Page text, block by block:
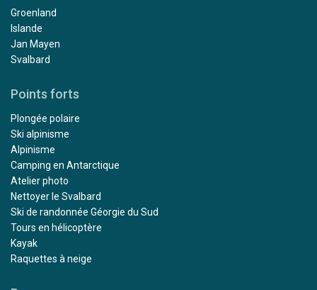
Groenland
Islande
Jan Mayen
Svalbard
Points forts
Plongée polaire
Ski alpinisme
Alpinisme
Camping en Antarctique
Atelier photo
Nettoyer le Svalbard
Ski de randonnée Géorgie du Sud
Tours en hélicoptère
Kayak
Raquettes à neige